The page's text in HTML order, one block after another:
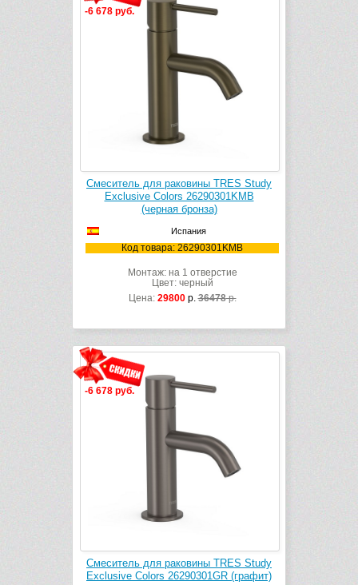
-6 678 руб.
Смеситель для раковины TRES Study
Exclusive Colors 26290301KMB
(черная бронза)
Испания
Код товара: 26290301KMB
Монтаж: на 1 отверстие
Цвет: черный
Цена: 29800р.36478р.
-6 678 руб.
Смеситель для раковины TRES Study
Exclusive Colors 26290301GR (графит)